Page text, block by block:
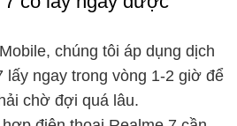
chúng tôi áp dụng dịch
lấy ngay trong vòng 1-2 giờ để
chờ đợi quá lâu.